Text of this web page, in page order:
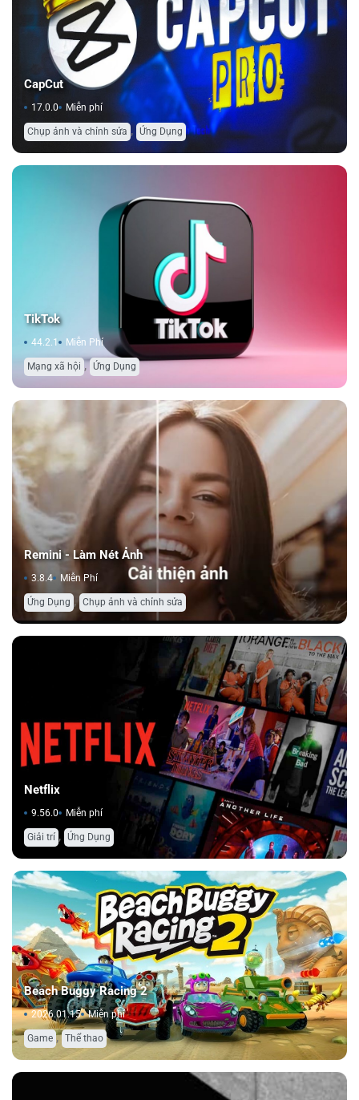
CapCut
17.0.0 Miễn phí
Chụp ảnh và chỉnh sửa , Ứng Dụng
TikTok
44.2.1 Miễn Phí
Mạng xã hội , Ứng Dụng
Remini - Làm Nét Ảnh
3.8.4 Miễn Phí
Ứng Dụng , Chụp ảnh và chỉnh sửa
Netflix
9.56.0 Miễn phí
Giải trí , Ứng Dụng
Beach Buggy Racing 2
2026.01.15 Miễn phí
Game , Thể thao